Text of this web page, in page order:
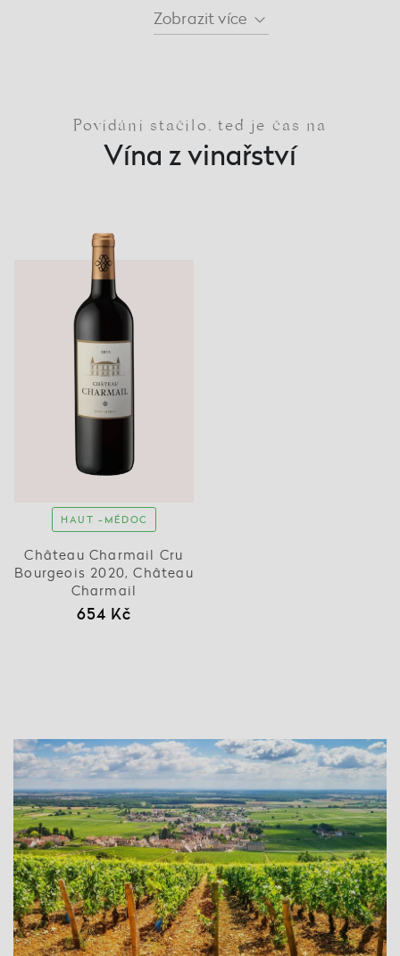
Zobrazitvíce
Povídání stačilo, teď je čas na
Vína z vinařství
HAUT -MÉDOC
Château Charmail Cru
Bourgeois 2020, Château
Charmail
654 Kč